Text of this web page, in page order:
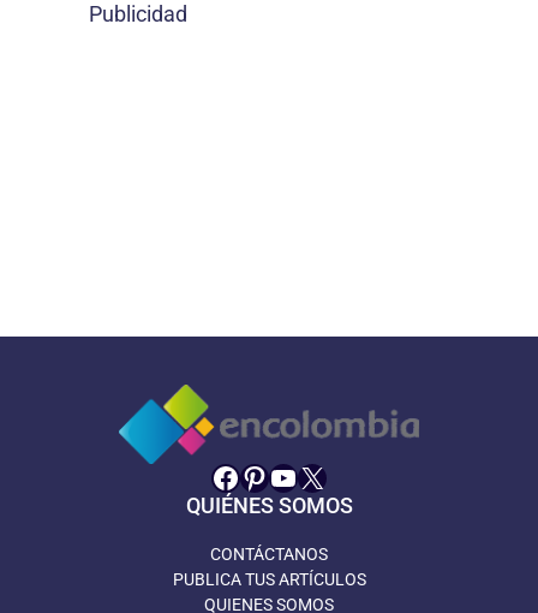
Publicidad
Facebook
Pinterest
YouTube
X
QUIÉNES SOMOS
CONTÁCTANOS
PUBLICA TUS ARTÍCULOS
QUIENES SOMOS